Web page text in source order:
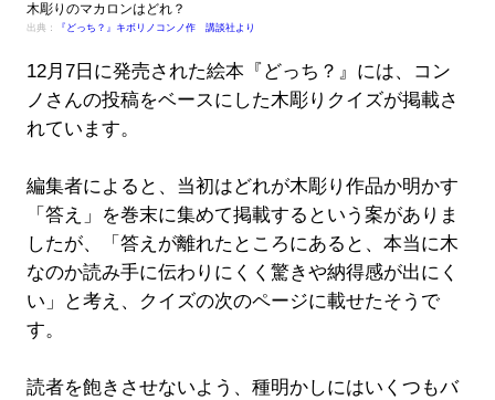
木彫りのマカロンはどれ？
出典： 『どっち？』キボリノコンノ作 講談社より
12月7日に発売された絵本『どっち？』には、コン
ノさんの投稿をベースにした木彫りクイズが掲載さ
れています。
編集者によると、当初はどれが木彫り作品か明かす
「答え」を巻末に集めて掲載するという案がありま
したが、「答えが離れたところにあると、本当に木
なのか読み手に伝わりにくく驚きや納得感が出にく
い」と考え、クイズの次のページに載せたそうで
す。
読者を飽きさせないよう、種明かしにはいくつもバ